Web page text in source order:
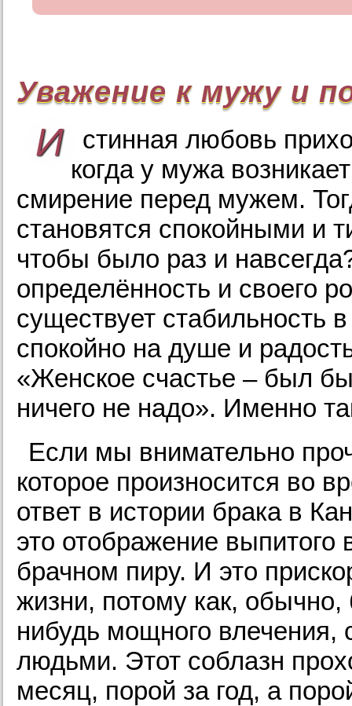
Уважение к мужу и
И
стинная любовь
когда у мужа
смирение перед мужем.
становятся спокойными и
чтобы было раз и
определённость и своего
существует стабильность
спокойно на душе и
«Женское счастье – был
ничего не надо». Именно
Если мы внимательно
которое произносится во
ответ в истории брака в
это отображение выпитого
брачном пиру. И это
жизни, потому как, обычно,
нибудь мощного влечения,
людьми. Этот соблазн
месяц, порой за год, а